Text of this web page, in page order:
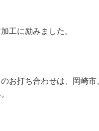
工に励みました。
お打ち合わせは、岡崎